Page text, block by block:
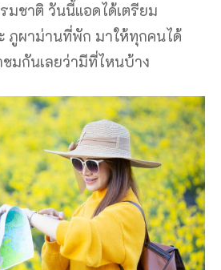
มชาติ วันนี้แอดได้เตรียม
ภูผาม่านที่พัก มาให้ทุกคนได้
ชมกันเลยว่ามีที่ไหนบ้าง